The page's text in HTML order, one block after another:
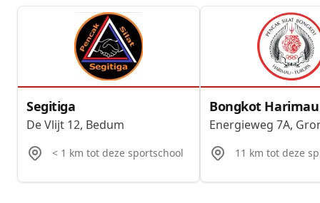
Segitiga
De Vlijt 12, Bedum
< 1 km tot deze sportschool
Bongkot Harimau
Energieweg 7A,
11 km tot deze